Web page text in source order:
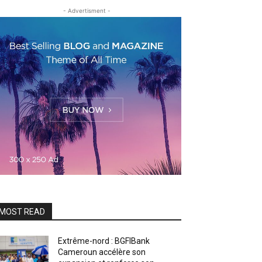
- Advertisment -
READ
Extrême-nord : BGFIBank
Cameroun accélère son